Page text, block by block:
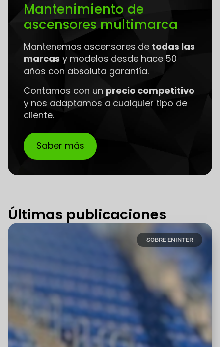
Mantenimiento de
ascensores multimarca
Mantenemos ascensores de todas las
marcas y modelos desde hace 50
años con absoluta garantía.
Contamos con un precio competitivo
y nos adaptamos a cualquier tipo de
cliente.
Saber más
Últimas publicaciones
SOBRE ENINTER